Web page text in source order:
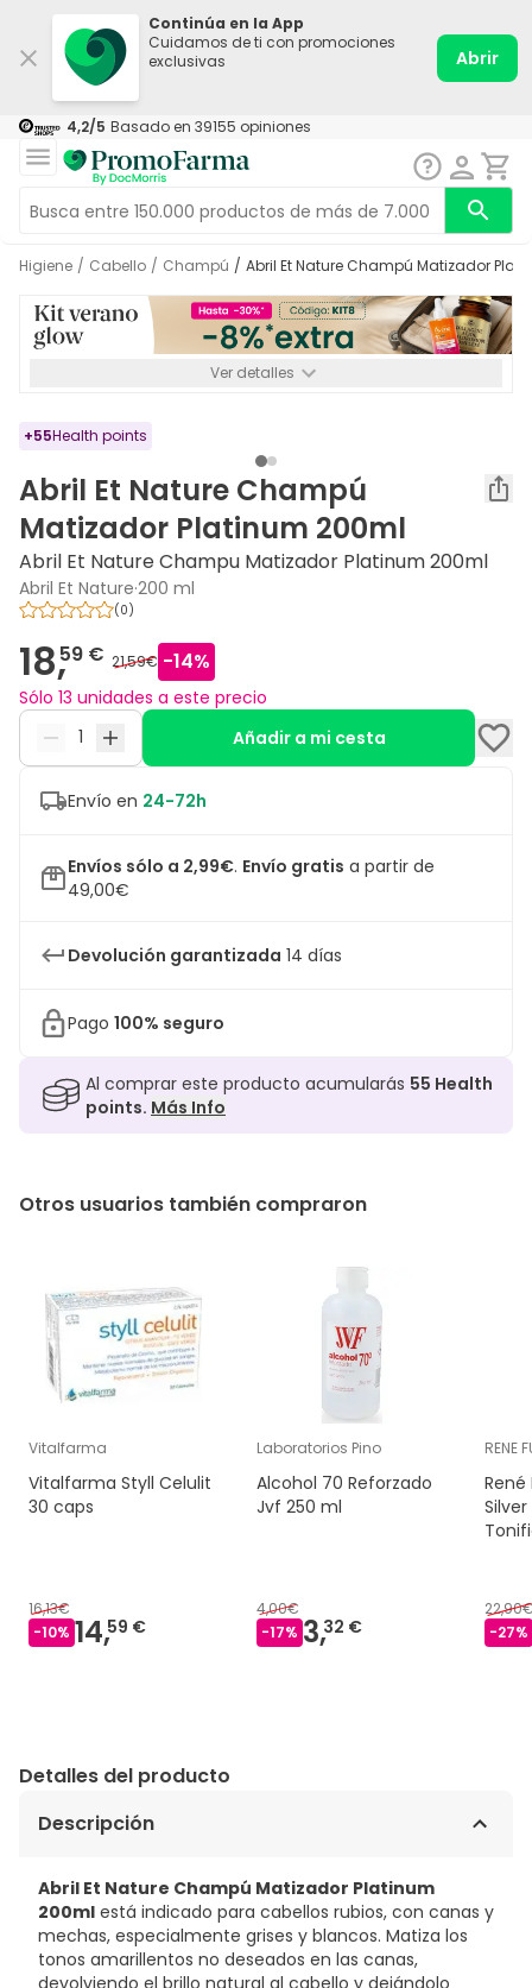
Continúa en la App
Cuidamos de ti con promociones
exclusivas
Abrir
4,2/5 Basado en 39155 opiniones
Higiene / Cabello / Champú / Abril Et Nature Champú Matizador
Ver detalles
+55Health points
Abril Et Nature Champú
Matizador Platinum 200ml
Abril Et Nature Champu Matizador Platinum 200ml
Abril Et Nature·200 ml
(0)
18,59 € 21,59€ -14%
Sólo 13 unidades a este precio
Añadir a mi cesta
Envío en 24-72h
Envíos sólo a 2,99€. Envío gratis a partir de
49,00€
Devolución garantizada 14 días
Pago 100% seguro
Al comprar este producto acumularás 55 Health
points. Más Info
Otros usuarios también compraron
Vitalfarma
Vitalfarma Styll Celulit
30 caps
16,13€
-10% 14,59 €
Laboratorios Pino
Alcohol 70 Reforzado
Jvf 250 ml
4,00€
-17% 3,32 €
RENE
-27%
Detalles del producto
Descripción
Abril Et Nature Champú Matizador Platinum
200ml está indicado para cabellos rubios, con canas y
mechas, especialmente grises y blancos. Matiza los
tonos amarillentos no deseados en las canas,
devolviendo el brillo natural al cabello y dejándolo